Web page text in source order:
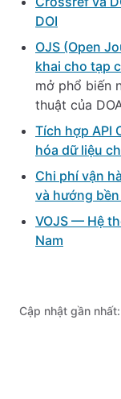
DOI
OJS (Open
khai cho tạp
mở phổ biến
thuật của
Tích hợp API
hóa dữ liệu
Chi phí vận
và hướng
VOJS — Hệ
Nam
Cập nhật gần nhất: